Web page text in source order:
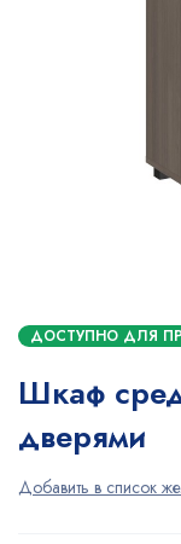
ДОСТУПНО ДЛЯ
Шкаф
дверями